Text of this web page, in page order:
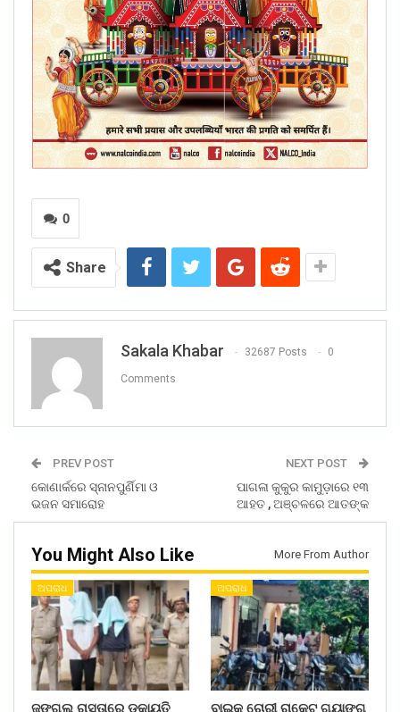
0
Share
Sakala Khabar 32687 Posts 0
Comments
PREV POST
କୋଣାର୍କରେ ସ୍ନାନପୁର୍ଣିମା ଓ
ଭଜନ ସମାରୋହ
NEXT POST
ପାଗଳା କୁକୁର କାମୁଡ଼ାରେ ୧୩
ଆହତ , ଅଞ୍ଚଳରେ ଆତଙ୍କ
You Might Also Like More From Author
ଅପରାଧ
ଜଙ୍ଗଲ ରାସ୍ତାରେ ଡକାୟତି
ଅପରାଧ
ବାଇକ ଚୋରୀ ରାକେଟ ଗ୍ୟାଙ୍ଗ